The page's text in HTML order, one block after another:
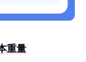
重量